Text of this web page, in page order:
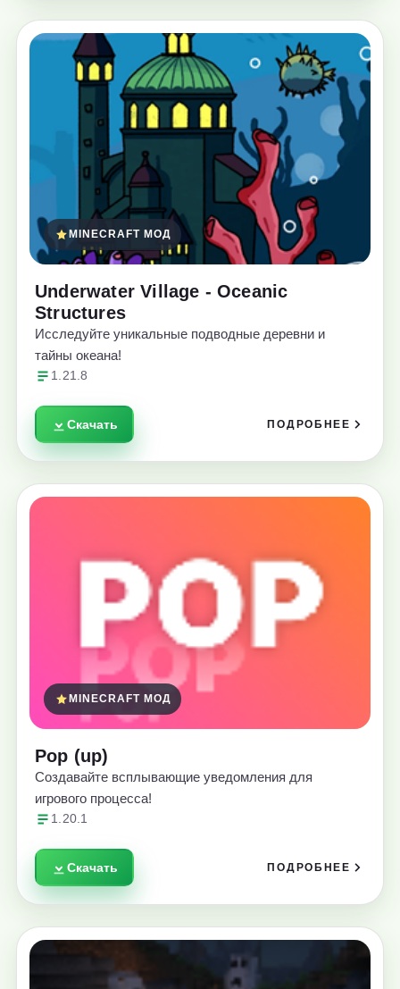
MINECRAFT МОД
Underwater Village - Oceanic
Structures
Исследуйте уникальные подводные деревни и
тайны океана!
1.21.8
Скачать ПОДРОБНЕЕ
MINECRAFT МОД
Pop (up)
Создавайте всплывающие уведомления для
игрового процесса!
1.20.1
Скачать ПОДРОБНЕЕ